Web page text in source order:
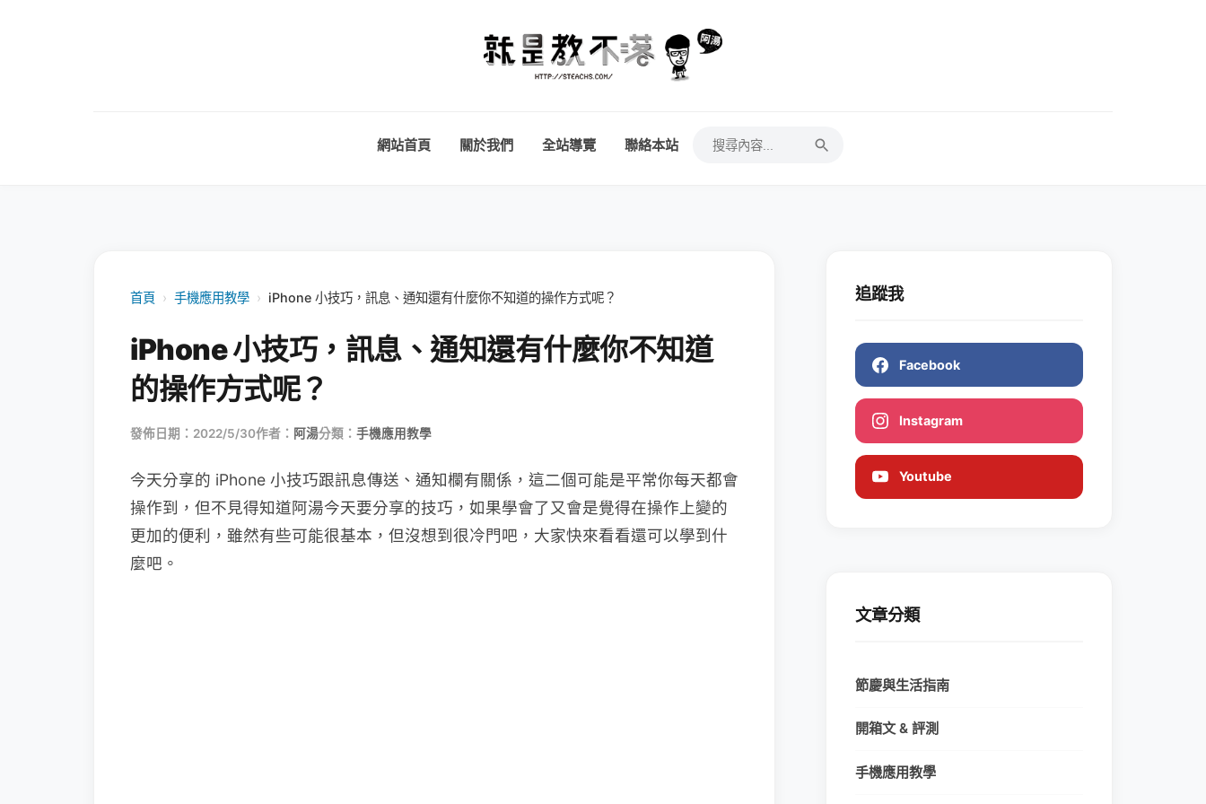
網站首頁 關於我們 全站導覽 聯絡本站
首頁 › 手機應用教學 › iPhone 小技巧，訊息、通知還有什麼你不知道的操作方式呢？
iPhone 小技巧，訊息、通知還有什麼你不知道
的操作方式呢？
發佈日期：2022/5/30作者： 阿湯分類： 手機應用教學
今天分享的 iPhone 小技巧跟訊息傳送、通知欄有關係，這二個可能是平常你每天都會
操作到，但不見得知道阿湯今天要分享的技巧，如果學會了又會是覺得在操作上變的
更加的便利，雖然有些可能很基本，但沒想到很冷門吧，大家快來看看還可以學到什
麼吧。
追蹤我
Facebook
Instagram
Youtube
文章分類
節慶與生活指南
開箱文 & 評測
手機應用教學